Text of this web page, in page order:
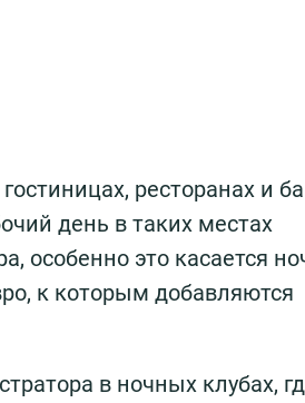
ресторанах и
день в таких местах
особенно это касается
к которым добавляются
в ночных клубах,